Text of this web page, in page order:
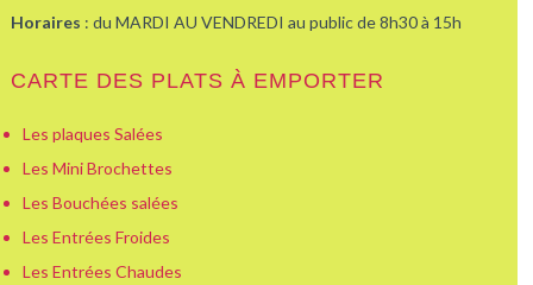
Horaires : du MARDI AU VENDREDI au public de 8h30 à 15h
CARTE DES PLATS À EMPORTER
Les plaques Salées
Les Mini Brochettes
Les Bouchées salées
Les Entrées Froides
Les Entrées Chaudes